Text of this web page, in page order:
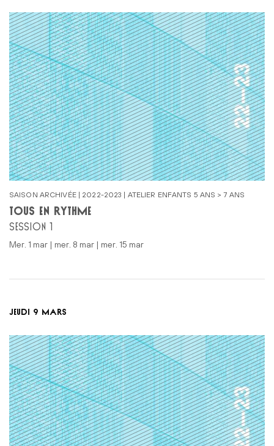
SAISON ARCHIVÉE | 2022-2023 | ATELIER ENFANTS 5 ANS > 7 ANS
TOUS EN RYTHME
SESSION 1
mer. 1 mar | mer. 8 mar | mer. 15 mar
JEUDI 9 MARS